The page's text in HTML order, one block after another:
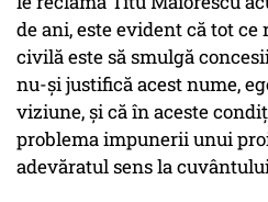
de ani, este evident că tot ce
civilă este să smulgă
nu-şi justifică acest nume,
viziune, şi că în aceste
problema impunerii unui
adevăratul sens la